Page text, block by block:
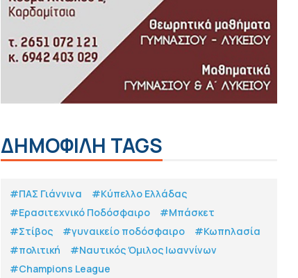
ΔΗΜΟΦΙΛΗ TAGS
#ΠΑΣ Γιάννινα
#Κύπελλο Ελλάδας
#Eρασιτεχνικό Ποδόσφαιρο
#Μπάσκετ
#Στίβος
#γυναικείο ποδόσφαιρο
#Κωπηλασία
#πολιτική
#Ναυτικός Όμιλος Ιωαννίνων
#Champions League